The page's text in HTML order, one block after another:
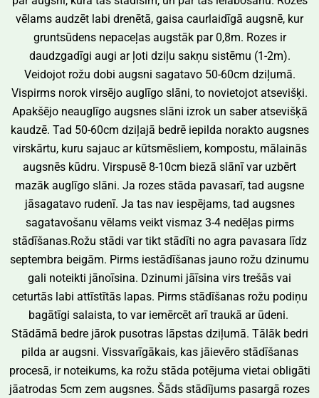
vēlams audzēt labi drenētā, gaisa caurlaidīgā augsnē, kur
gruntsūdens nepaceļas augstāk par 0,8m. Rozes ir
daudzgadīgi augi ar ļoti dziļu sakņu sistēmu (1-2m).
Veidojot rožu dobi augsni sagatavo 50-60cm dziļumā.
Vispirms norok virsējo auglīgo slāni, to novietojot atsevišķi.
Apakšējo neauglīgo augsnes slāni izrok un saber atsevišķā
kaudzē. Tad 50-60cm dziļajā bedrē iepilda norakto augsnes
virskārtu, kuru sajauc ar kūtsmēsliem, kompostu, mālainās
augsnēs kūdru. Virspusē 8-10cm biezā slānī var uzbērt
mazāk auglīgo slāni. Ja rozes stāda pavasarī, tad augsne
jāsagatavo rudenī. Ja tas nav iespējams, tad augsnes
sagatavošanu vēlams veikt vismaz 3-4 nedēļas pirms
stādīšanas.Rožu stādi var tikt stādīti no agra pavasara līdz
septembra beigām. Pirms iestādīšanas jauno rožu dzinumu
gali noteikti jānoīsina. Dzinumi jāīsina virs trešās vai
ceturtās labi attīstītās lapas. Pirms stādīšanas rožu podiņu
bagātīgi salaista, to var iemērcēt arī traukā ar ūdeni.
Stādāmā bedre jārok pusotras lāpstas dziļumā. Tālāk bedri
pilda ar augsni. Vissvarīgākais, kas jāievēro stādīšanas
procesā, ir noteikums, ka rožu stāda potējuma vietai obligāti
jāatrodas 5cm zem augsnes. Šāds stādījums pasargā rozes